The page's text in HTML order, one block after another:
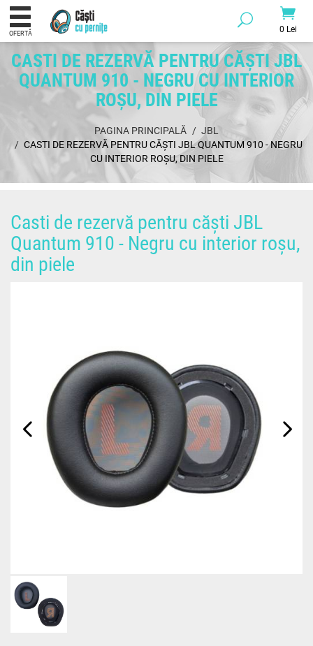
0 Lei
OFERTĂ
CASTI DE REZERVĂ PENTRU CĂȘTI JBL
QUANTUM 910 - NEGRU CU INTERIOR
ROȘU, DIN PIELE
PAGINA PRINCIPALĂ
JBL
CASTI DE REZERVĂ PENTRU CĂȘTI JBL QUANTUM 910 - NEGRU
CU INTERIOR ROȘU, DIN PIELE
Casti de rezervă pentru căști JBL
Quantum 910 - Negru cu interior roșu,
din piele